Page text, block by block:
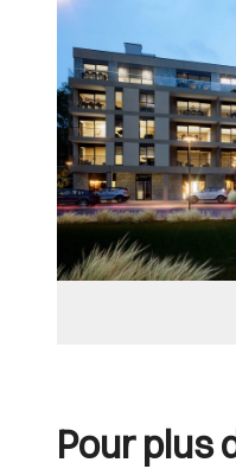
Pour plus